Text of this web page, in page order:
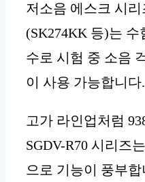
저소음 에스크 시리
(SK274KK 등)는 수
수로 시험 중 소음
이 사용 가능합니다.
고가 라인업처럼
SGDV-R70 시리즈
으로 기능이 풍부합